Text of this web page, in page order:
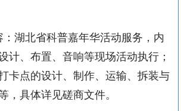
：湖北省科普嘉年华活动服务，内
计、布置、音响等现场活动执行；
卡点的设计、制作、运输、拆装与
，具体详见磋商文件。